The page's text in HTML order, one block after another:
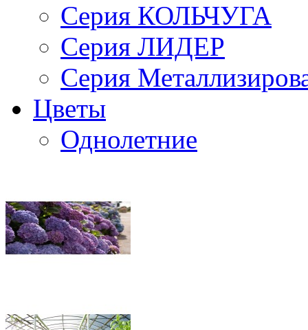
Серия КОЛЬЧУГА
Серия ЛИДЕР
Серия
Цветы
Однолетние